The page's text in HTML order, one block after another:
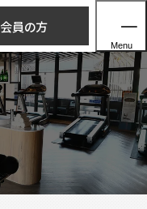
会員の方
Menu